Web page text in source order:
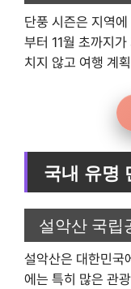
단풍 시즌은 지역
부터 11월 초까지
치지 않고 여행 계
국내 유명
설악산 국립
설악산은 대한민국
에는 특히 많은 관